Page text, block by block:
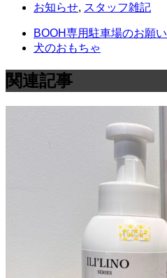
お知らせ, スタッフ雑記
BOOH専用駐車場のお願い
犬のおもちゃ
関連記事